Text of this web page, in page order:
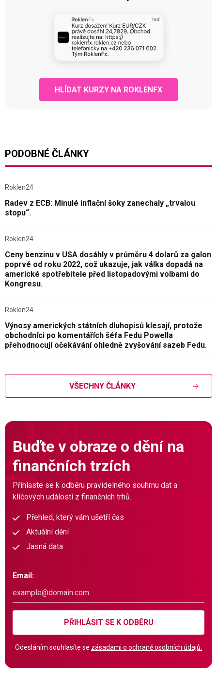
HLÍDAT KURZY NA ROKLENFX
PODOBNÉ ČLÁNKY
Roklen24
Radev z ECB: Minulé inflační šoky zanechaly „trvalou
stopu“.
Roklen24
Ceny benzinu v USA dosáhly v průměru 4 dolarů za galon
poprvé od roku 2022, což ukazuje, jak válka dopadá na
americké spotřebitele před listopadovými volbami do
Kongresu.
Roklen24
Výnosy amerických státních dluhopisů klesají, protože
obchodníci po komentářích šéfa Fedu Powella
přehodnocují očekávání ohledně zvyšování sazeb Fedu.
VŠECHNY ČLÁNKY
Buďte v obraze o dění na
finančních trzích
Přihlaste se k odběru pravidelného souhrnu dat a
klíčových událostí z finančních trhů.
Přehled, který vám ušetří čas
Aktuální dění
Jasná data
Email:
PŘIHLÁSIT SE K ODBĚRU
Odesláním souhlasíte se zásadami o ochraně osobních údajů.